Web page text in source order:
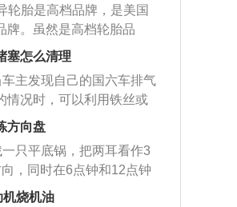
轮胎是高档品牌，是美国
牌。虽然是高档轮胎品
低端的轮胎都有生产，这
的开拓市场。
塞怎么清理
主发现自己的国六车排气
情况时，可以利用铁丝或
接将杂物给取出来，如果
严重，也可以采取应急措
、直接利用木棍将所有的
管里面的位置处，然后将
解开，就可以将堵塞的东
方向盘
只平底锅，把两耳看作3
，同时在6点钟和12点钟
记。 <&list>2、双手握住
机烧机油